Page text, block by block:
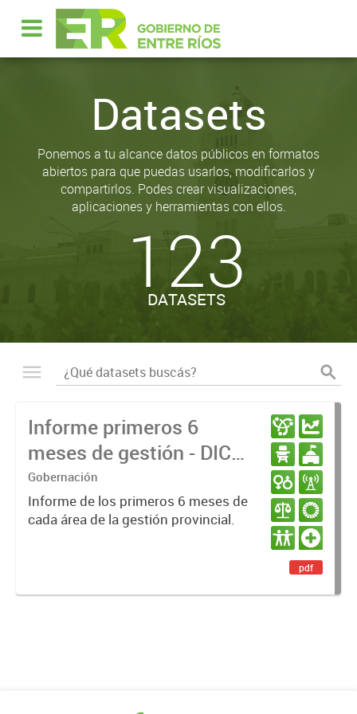
Datasets
Ponemos a tu alcance datos públicos en formatos
abiertos para que puedas usarlos, modificarlos y
compartirlos. Podes crear visualizaciones,
aplicaciones y herramientas con ellos.
123
DATASETS
Informe primeros 6
meses de gestión - DIC
23 / JUN 24
Gobernación
Informe de los primeros 6 meses de
cada área de la gestión provincial.
pdf